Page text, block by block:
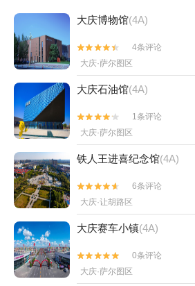
大庆博物馆(4A)


4条评论
大庆·萨尔图区
大庆石油馆(4A)


1条评论
大庆·萨尔图区
铁人王进喜纪念馆(4A)


6条评论
大庆·让胡路区
大庆赛车小镇(4A)


0条评论
大庆·萨尔图区